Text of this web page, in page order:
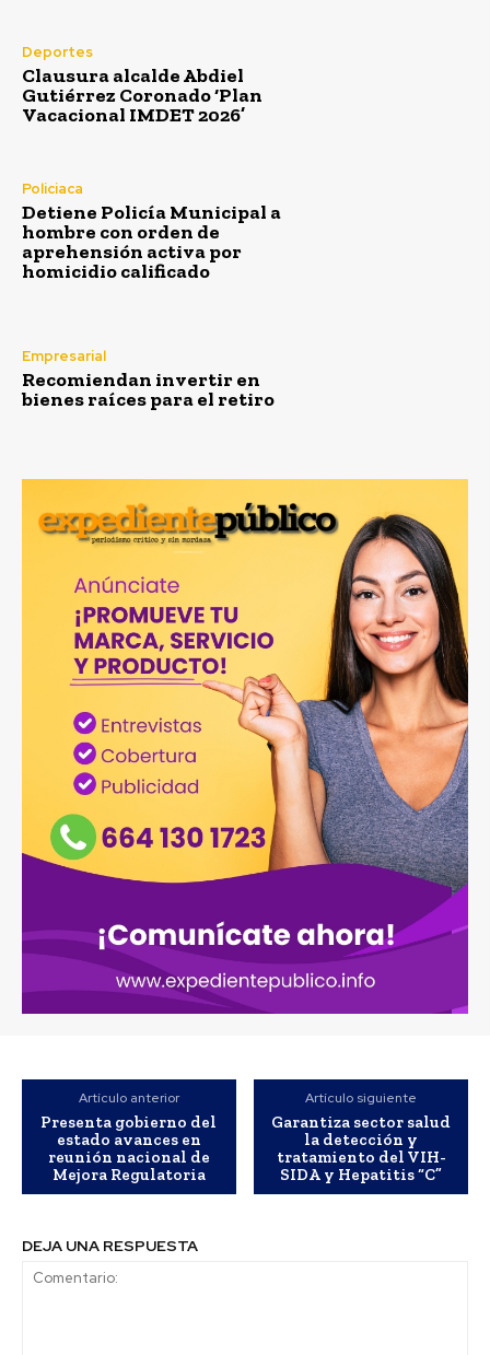
Deportes
Clausura alcalde Abdiel
Gutiérrez Coronado ‘Plan
Vacacional IMDET 2026’
Policiaca
Detiene Policía Municipal a
hombre con orden de
aprehensión activa por
homicidio calificado
Empresarial
Recomiendan invertir en
bienes raíces para el retiro
Artículo anterior
Presenta gobierno del
estado avances en
reunión nacional de
Mejora Regulatoria
Artículo siguiente
Garantiza sector salud
la detección y
tratamiento del VIH-
SIDA y Hepatitis “C”
DEJA UNA RESPUESTA